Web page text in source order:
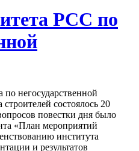
РСС по
по негосударственной
состоялось 20
повестки дня было
«План мероприятий
института
и результатов